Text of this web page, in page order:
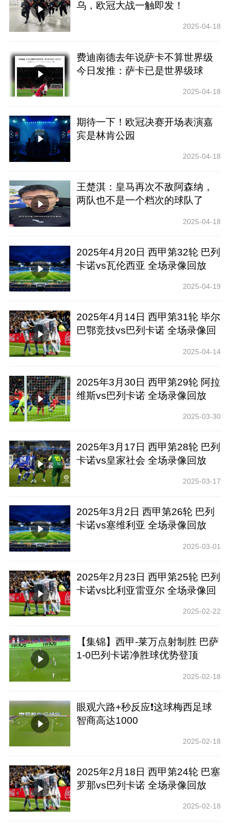
乌，欧冠大战一触即发！
2025-04-18
费迪南德去年说萨卡不算世界级
今日发推：萨卡已是世界级球
2025-04-18
期待一下！欧冠决赛开场表演嘉
宾是林肯公园
2025-04-18
王楚淇：皇马再次不敌阿森纳，
两队也不是一个档次的球队了
2025-04-18
2025年4月20日 西甲第32轮 巴列
卡诺vs瓦伦西亚 全场录像回放
2025-04-19
2025年4月14日 西甲第31轮 毕尔
巴鄂竞技vs巴列卡诺 全场录像回
2025-04-14
2025年3月30日 西甲第29轮 阿拉
维斯vs巴列卡诺 全场录像回放
2025-03-30
2025年3月17日 西甲第28轮 巴列
卡诺vs皇家社会 全场录像回放
2025-03-17
2025年3月2日 西甲第26轮 巴列
卡诺vs塞维利亚 全场录像回放
2025-03-01
2025年2月23日 西甲第25轮 巴列
卡诺vs比利亚雷亚尔 全场录像回
2025-02-22
【集锦】西甲-莱万点射制胜 巴萨
1-0巴列卡诺净胜球优势登顶
2025-02-18
眼观六路+秒反应❗️这球梅西足球
智商高达1000
2025-02-18
2025年2月18日 西甲第24轮 巴塞
罗那vs巴列卡诺 全场录像回放
2025-02-18